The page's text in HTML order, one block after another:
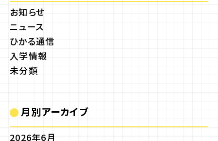
お知らせ
ニュース
ひかる通信
入学情報
未分類
月別アーカイブ
2026年6月